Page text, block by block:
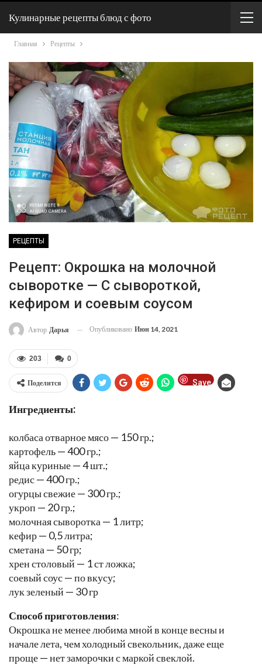
Кулинарные рецепты блюд с фото
Главная Рецепты
РЕЦЕПТЫ
Рецепт: Окрошка на молочной
сыворотке — С сывороткой,
кефиром и соевым соусом
Автор Дарья Опубликовано Июн 14, 2021
0
203
Поделится Save
Ингредиенты:
колбаса отварное мясо — 150 гр.;
картофель — 400 гр.;
яйца куриные — 4 шт.;
редис — 400 гр.;
огурцы свежие — 300 гр.;
укроп — 20 гр.;
молочная сыворотка — 1 литр;
кефир — 0,5 литра;
сметана — 50 гр;
хрен столовый — 1 ст ложка;
соевый соус — по вкусу;
лук зеленый — 30 гр
Способ приготовления:
Окрошка не менее любима мной в конце весны и
начале лета, чем холодный свекольник, даже еще
проще — нет заморочки с маркой свеклой.